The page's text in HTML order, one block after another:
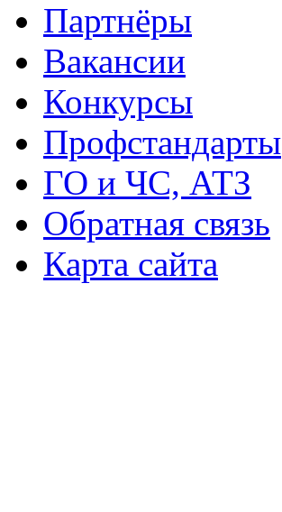
Партнёры
Вакансии
Конкурсы
Профстандарты
ГО и ЧС, АТЗ
Обратная связь
Карта сайта